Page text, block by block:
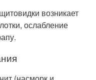
возникает
ослабление